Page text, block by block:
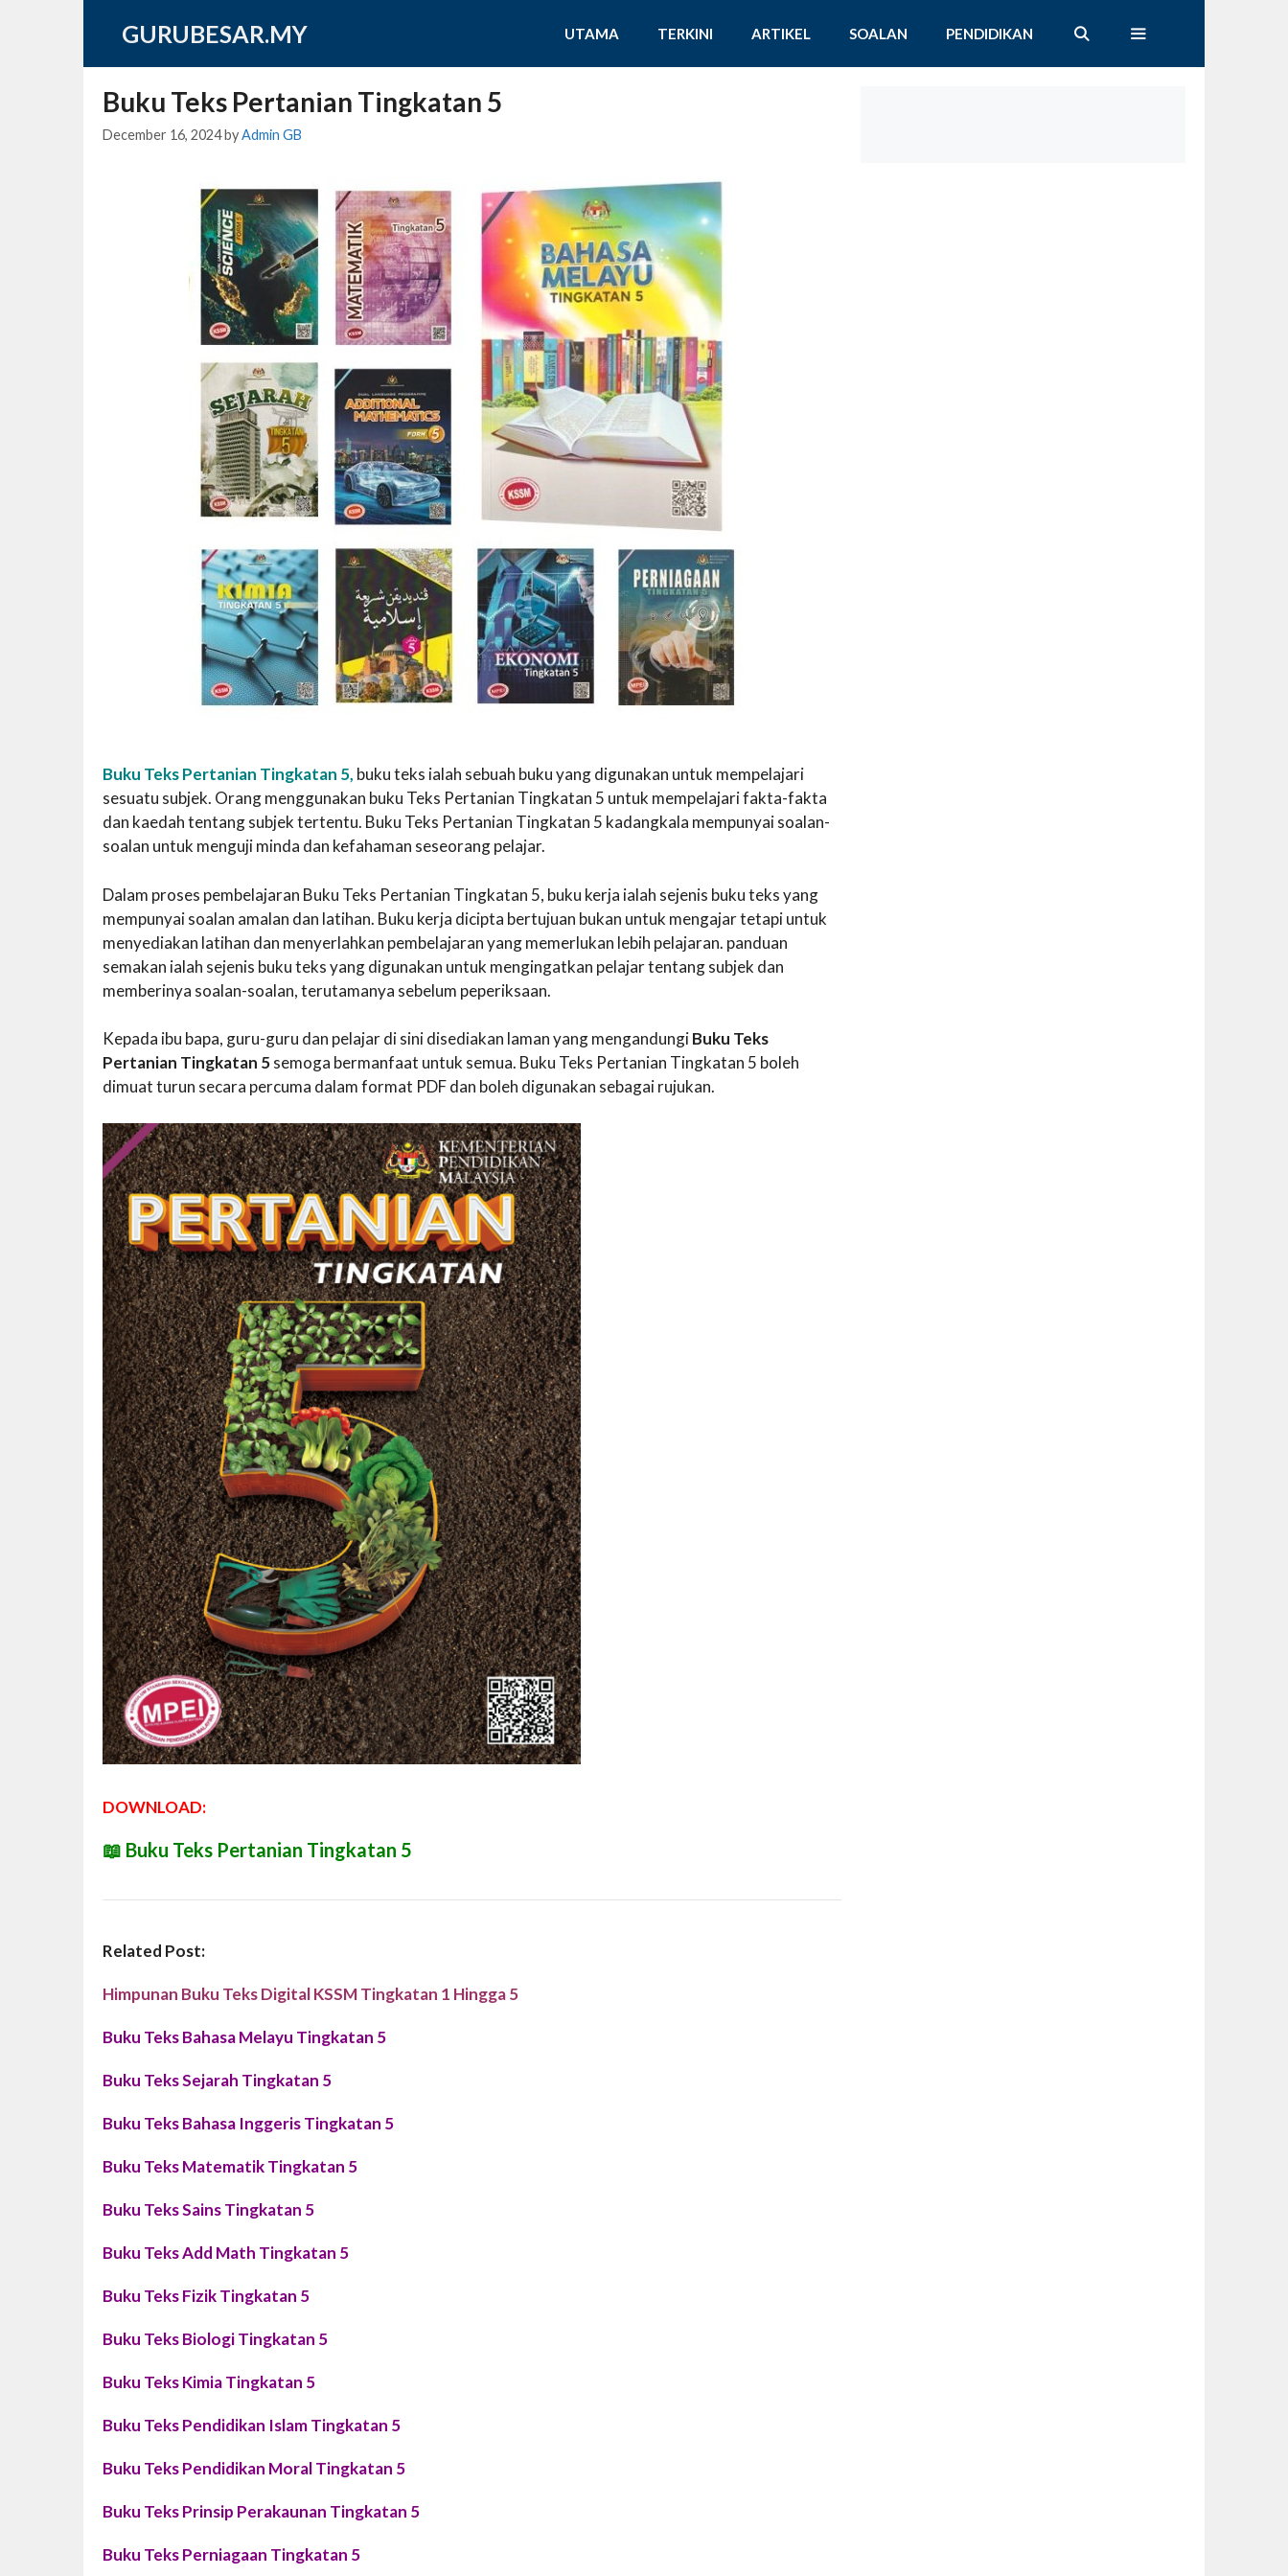
GURUBESAR.MY UTAMA TERKINI ARTIKEL SOALAN PENDIDIKAN
Buku Teks Pertanian Tingkatan 5
December 16, 2024byAdmin GB
Buku Teks Pertanian Tingkatan 5, buku teks ialah sebuah buku yang digunakan untuk mempelajari
sesuatu subjek. Orang menggunakan buku Teks Pertanian Tingkatan 5 untuk mempelajari fakta-fakta
dan kaedah tentang subjek tertentu. Buku Teks Pertanian Tingkatan 5 kadangkala mempunyai soalan-
soalan untuk menguji minda dan kefahaman seseorang pelajar.
Dalam proses pembelajaran Buku Teks Pertanian Tingkatan 5, buku kerja ialah sejenis buku teks yang
mempunyai soalan amalan dan latihan. Buku kerja dicipta bertujuan bukan untuk mengajar tetapi untuk
menyediakan latihan dan menyerlahkan pembelajaran yang memerlukan lebih pelajaran. panduan
semakan ialah sejenis buku teks yang digunakan untuk mengingatkan pelajar tentang subjek dan
memberinya soalan-soalan, terutamanya sebelum peperiksaan.
Kepada ibu bapa, guru-guru dan pelajar di sini disediakan laman yang mengandungiBuku Teks
Pertanian Tingkatan 5semoga bermanfaat untuk semua. Buku Teks Pertanian Tingkatan 5 boleh
dimuat turun secara percuma dalam format PDF dan boleh digunakan sebagai rujukan.
DOWNLOAD:
📖 Buku Teks Pertanian Tingkatan 5
Related Post:
Himpunan Buku Teks Digital KSSM Tingkatan 1 Hingga 5
Buku Teks Bahasa Melayu Tingkatan 5
Buku Teks Sejarah Tingkatan 5
Buku Teks Bahasa Inggeris Tingkatan 5
Buku Teks Matematik Tingkatan 5
Buku Teks Sains Tingkatan 5
Buku Teks Add Math Tingkatan 5
Buku Teks Fizik Tingkatan 5
Buku Teks Biologi Tingkatan 5
Buku Teks Kimia Tingkatan 5
Buku Teks Pendidikan Islam Tingkatan 5
Buku Teks Pendidikan Moral Tingkatan 5
Buku Teks Prinsip Perakaunan Tingkatan 5
Buku Teks Perniagaan Tingkatan 5